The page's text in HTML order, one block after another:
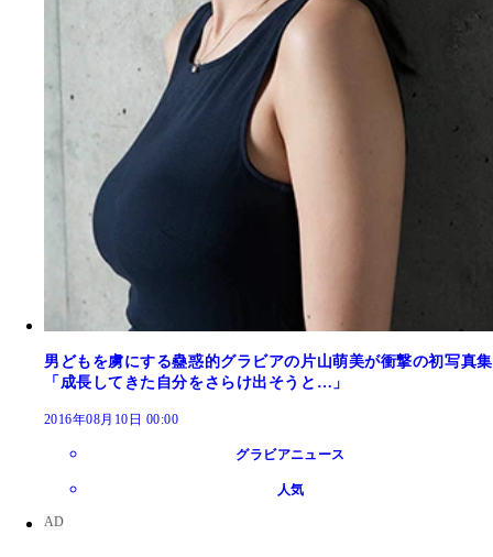
男どもを虜にする蠱惑的グラビアの片山萌美が衝撃の初写真集
「成長してきた自分をさらけ出そうと…」
2016年08月10日 00:00
グラビアニュース
人気